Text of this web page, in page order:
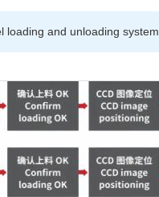
and unloading